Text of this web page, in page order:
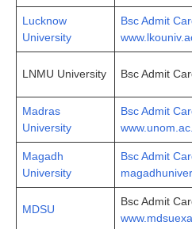
Lucknow
University
Bsc Admit
LNMU University Bsc Admit
Madras
University
Bsc Admit
Magadh
University
Bsc Admit
MDSU
Bsc Admit